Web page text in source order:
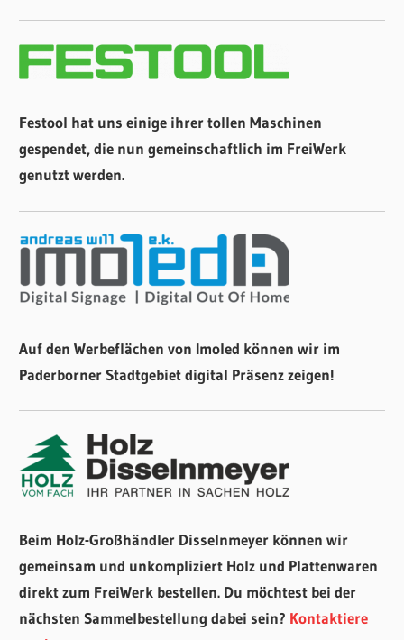
Festool hat uns einige ihrer tollen Maschinen
gespendet, die nun gemeinschaftlich im FreiWerk
genutzt werden.
Auf den Werbeflächen von Imoled können wir im
Paderborner Stadtgebiet digital Präsenz zeigen!
Beim Holz-Großhändler Disselnmeyer können wir
gemeinsam und unkompliziert Holz und Plattenwaren
direkt zum FreiWerk bestellen. Du möchtest bei der
nächsten Sammelbestellung dabei sein? Kontaktiere